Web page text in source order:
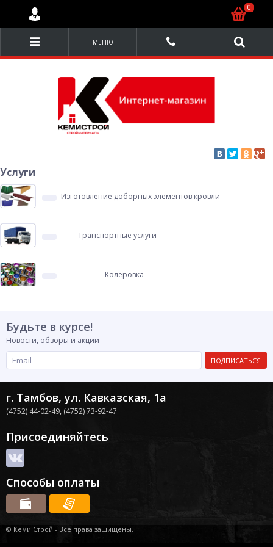
МЕНЮ
Услуги
Изготовление доборных элементов кровли
Транспортные услуги
Колеровка
Будьте в курсе!
Новости, обзоры и акции
ПОДПИСАТЬСЯ
г. Тамбов, ул. Кавказская, 1а
(4752) 44-02-49, (4752) 73-92-47
Присоединяйтесь
Способы оплаты
0
© Кеми Строй - Все права защищены.